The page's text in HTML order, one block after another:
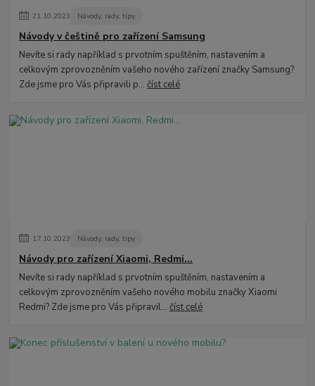
21.10.2023 Návody, rady, tipy
Návody v češtině pro zařízení Samsung
Nevíte si rady například s prvotním spuštěním, nastavením a
celkovým zprovozněním vašeho nového zařízení značky Samsung?
Zde jsme pro Vás připravili p...číst celé
17.10.2023 Návody, rady, tipy
Návody pro zařízení Xiaomi, Redmi...
Nevíte si rady například s prvotním spuštěním, nastavením a
celkovým zprovozněním vašeho nového mobilu značky Xiaomi
Redmi? Zde jsme pro Vás připravil...číst celé